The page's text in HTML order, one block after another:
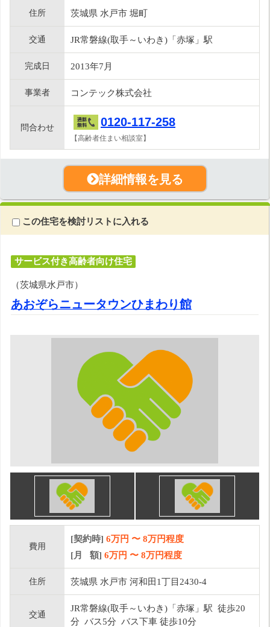
住所 茨城県 水戸市 堀町
交通 JR常磐線(取手～いわき)「赤塚」駅
完成日 2013年7月
事業者 コンテック株式会社
問合わせ 0120-117-258
【高齢者住まい相談室】
詳細情報を見る
この住宅を検討リストに入れる
サービス付き高齢者向け住宅
（茨城県水戸市）
あおぞらニュータウンひまわり館
費用
[契約時] 6万円 〜 8万円程度
[月 額] 6万円 〜 8万円程度
住所 茨城県 水戸市 河和田1丁目2430-4
交通
JR常磐線(取手～いわき)「赤塚」駅 徒歩20
分 バス5分 バス下車 徒歩10分